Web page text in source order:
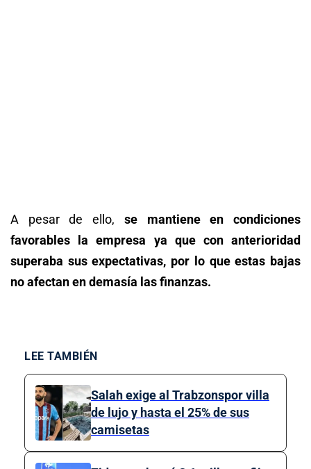
A pesar de ello, se mantiene en condiciones
favorables la empresa ya que con anterioridad
superaba sus expectativas, por lo que estas bajas
no afectan en demasía las finanzas.
LEE TAMBIÉN
Salah exige al Trabzonspor villa
de lujo y hasta el 25% de sus
camisetas